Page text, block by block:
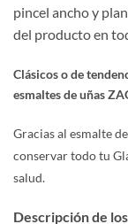
pincel ancho y
del producto en
Clásicos o de
esmaltes de uñas
Gracias al esmalte
conservar todo tu
salud.
Descripción de